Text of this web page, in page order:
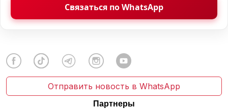
Связаться по WhatsApp
Отправить новость в WhatsApp
Партнеры